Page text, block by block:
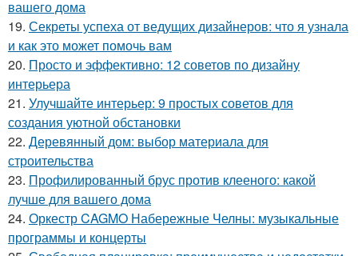
вашего дома
19. Секреты успеха от ведущих дизайнеров: что я узнала
и как это может помочь вам
20. Просто и эффективно: 12 советов по дизайну
интерьера
21. Улучшайте интерьер: 9 простых советов для
создания уютной обстановки
22. Деревянный дом: выбор материала для
строительства
23. Профилированный брус против клееного: какой
лучше для вашего дома
24. Оркестр CAGMO Набережные Челны: музыкальные
программы и концерты